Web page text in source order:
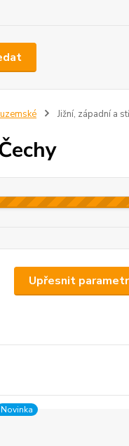
Jižní, západní a
Upřesnit
Novinka